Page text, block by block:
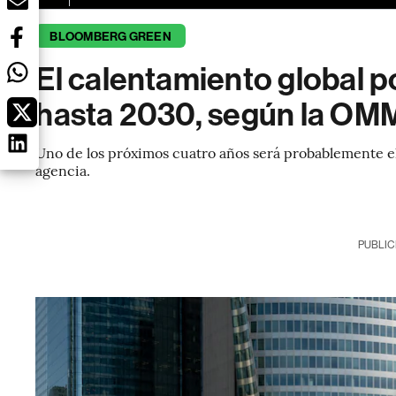
BLOOMBERG GREEN
El calentamiento global
hasta 2030, según la
Uno de los próximos cuatro años será probablemente
agencia.